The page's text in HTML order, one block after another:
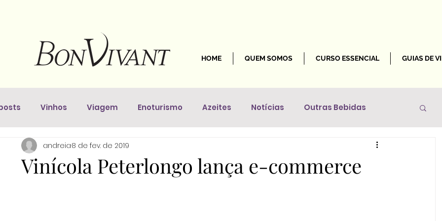
HOME QUEM SOMOS CURSO ESSENCIAL GUIAS DE
Vinhos Viagem Enoturismo Azeites Notícias Outras Bebidas
Dicas Da Sommelière
Vinícola Peterlongo lança e-commerce
andreia8 de fev. de 2019